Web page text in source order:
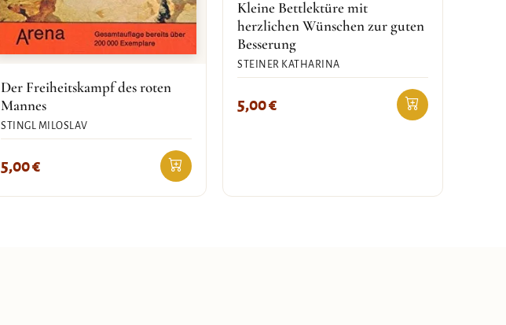
Der Freiheitskampf des roten
Mannes
STINGL MILOSLAV
5,00€
Kleine Bettlektüre mit
herzlichen Wünschen zur guten
Besserung
STEINER KATHARINA
5,00€